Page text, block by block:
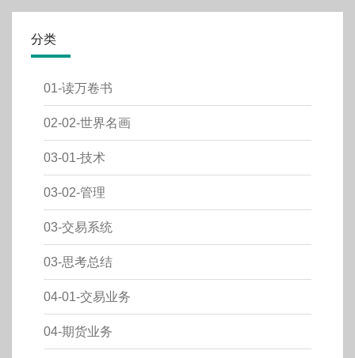
分类
01-读万卷书
02-02-世界名画
03-01-技术
03-02-管理
03-交易系统
03-思考总结
04-01-交易业务
04-期货业务